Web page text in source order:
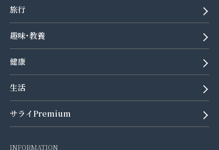
旅行
趣味･教養
健康
生活
サライPremium
INFORMATION